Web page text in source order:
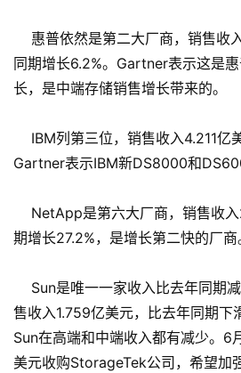
惠普依然是第二大厂商，销售收
同期增长6.2%。Gartner表示这是
长，是中端存储销售增长带来的。
IBM列第三位，销售收入4.211亿
Gartner表示IBM新DS8000和
NetApp是第六大厂商，销售收入
期增长27.2%，是增长第二快的厂商
Sun是唯一一家收入比去年同期
售收入1.759亿美元，比去年同期下
Sun在高端和中端收入都有减少。6
美元收购StorageTek公司，希望加